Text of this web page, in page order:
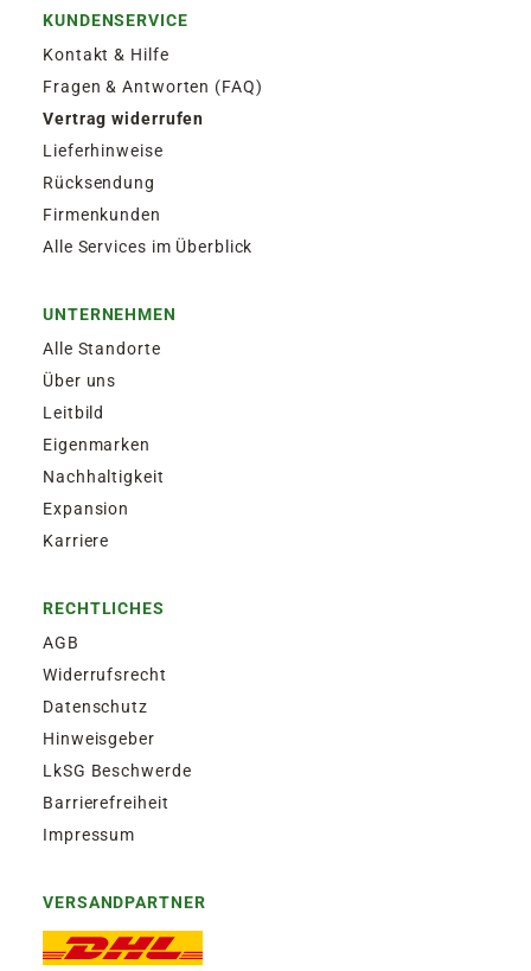
KUNDENSERVICE
Kontakt & Hilfe
Fragen & Antworten (FAQ)
Vertrag widerrufen
Lieferhinweise
Rücksendung
Firmenkunden
Alle Services im Überblick
UNTERNEHMEN
Alle Standorte
Über uns
Leitbild
Eigenmarken
Nachhaltigkeit
Expansion
Karriere
RECHTLICHES
AGB
Widerrufsrecht
Datenschutz
Hinweisgeber
LkSG Beschwerde
Barrierefreiheit
Impressum
VERSANDPARTNER